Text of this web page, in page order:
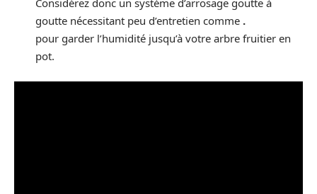
Considérez donc un système d’arrosage goutte à
goutte nécessitant peu d’entretien comme .
pour garder l’humidité jusqu’à votre arbre fruitier en
pot.